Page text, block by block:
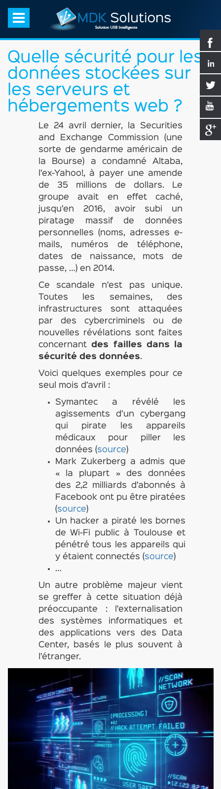
Quelle sécurité pour les
données stockées sur
les serveurs et
hébergements web ?
Le 24 avril dernier, la Securities
and Exchange Commission (une
sorte de gendarme américain de
la Bourse) a condamné Altaba,
l’ex-Yahoo!, à payer une amende
de 35 millions de dollars. Le
groupe avait en effet caché,
jusqu’en 2016, avoir subi un
piratage massif de données
personnelles (noms, adresses e-
mails, numéros de téléphone,
dates de naissance, mots de
passe, …) en 2014.
Ce scandale n’est pas unique.
Toutes les semaines, des
infrastructures sont attaquées
par des cybercriminels ou de
nouvelles révélations sont faites
concernantdes failles dans la
sécurité des données.
Voici quelques exemples pour ce
seul mois d’avril :
Symantec a révélé les
agissements d’un cybergang
qui pirate les appareils
médicaux pour piller les
données (source)
Mark Zukerberg a admis que
« la plupart » des données
des 2,2 milliards d’abonnés à
Facebook ont pu être piratées
(source)
Un hacker a piraté les bornes
de Wi-Fi public à Toulouse et
pénétré tous les appareils qui
y étaient connectés (source)
…
Un autre problème majeur vient
se greffer à cette situation déjà
préoccupante : l’externalisation
des systèmes informatiques et
des applications vers des Data
Center, basés le plus souvent à
l’étranger.